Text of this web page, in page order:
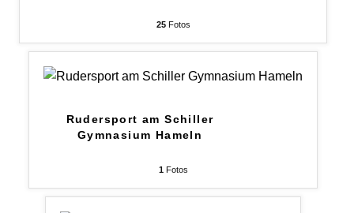
25Fotos
Rudersport am Schiller
Gymnasium Hameln
1Fotos